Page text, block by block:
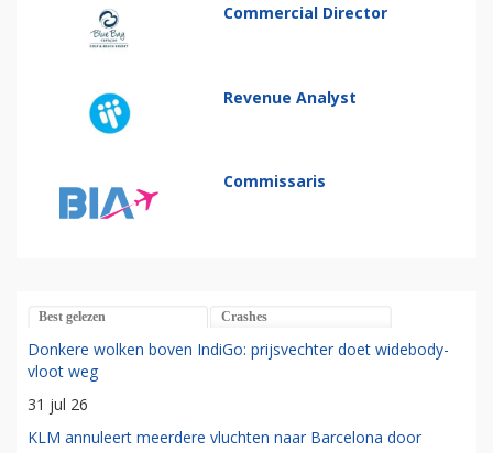
Commercial Director
Revenue Analyst
Commissaris
Best gelezen Crashes
Donkere wolken boven IndiGo: prijsvechter doet widebody-
vloot weg
31 jul 26
KLM annuleert meerdere vluchten naar Barcelona door